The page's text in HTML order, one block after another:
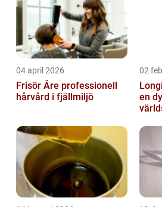
04 april 2026
Frisör Åre professionell
hårvård i fjällmiljö
02
en